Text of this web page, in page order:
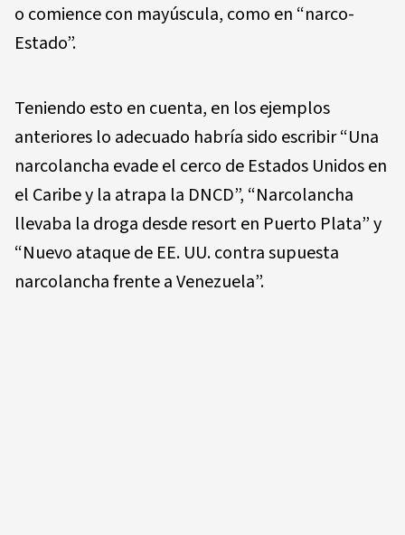
o comience con mayúscula, como en “narco-
Estado”.
Teniendo esto en cuenta, en los ejemplos
anteriores lo adecuado habría sido escribir “Una
narcolancha evade el cerco de Estados Unidos en
el Caribe y la atrapa la DNCD”, “Narcolancha
llevaba la droga desde resort en Puerto Plata” y
“Nuevo ataque de EE. UU. contra supuesta
narcolancha frente a Venezuela”.